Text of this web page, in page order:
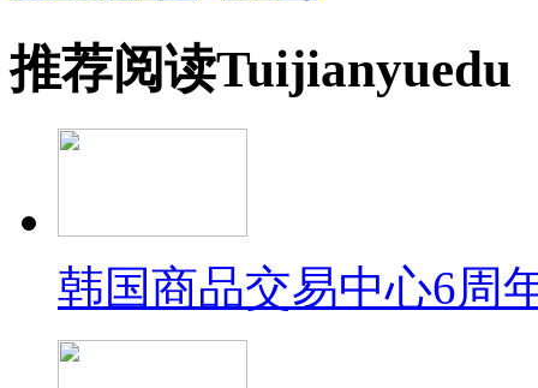
推荐阅读Tuijianyuedu
韩国商品交易中心6周